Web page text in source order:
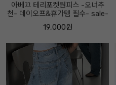
아베끄 테리포켓원피스 -오너추
천- 데이오프&휴가템 필수- sale-
19,000원